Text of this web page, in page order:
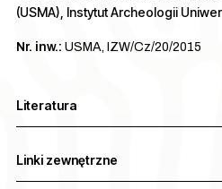
(USMA), Instytut Archeologii
Nr. inw.: USMA, IZW/Cz/20/2015
Literatura
Linki zewnętrzne